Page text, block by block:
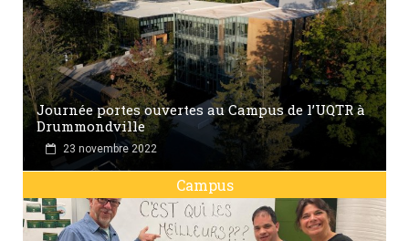
Journée portes ouvertes au Campus de l’UQTR à
Drummondville
23 novembre 2022
Campus